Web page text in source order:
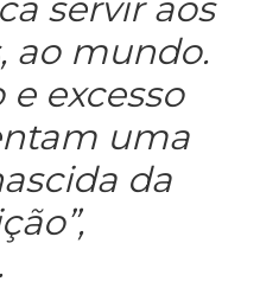
ao mundo.
e excesso
uma
da